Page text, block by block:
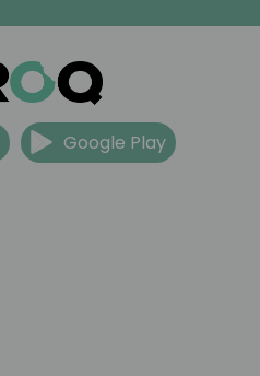
Google Play